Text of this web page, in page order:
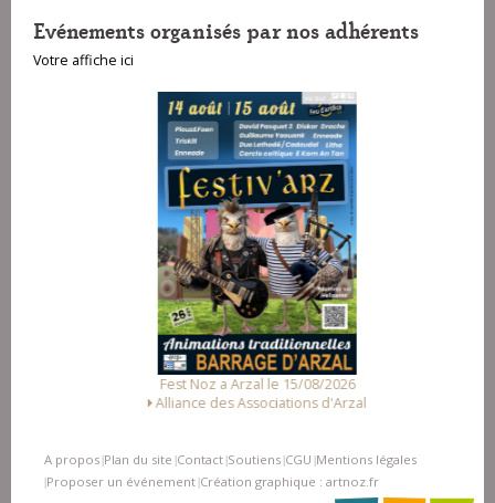
Evénements organisés par nos adhérents
Votre affiche ici
Fest Noz a Arzal le 15/08/2026
Alliance des Associations d'Arzal
A propos |Plan du site |Contact |Soutiens |CGU |Mentions légales
|Proposer un événement |Création graphique : artnoz.fr